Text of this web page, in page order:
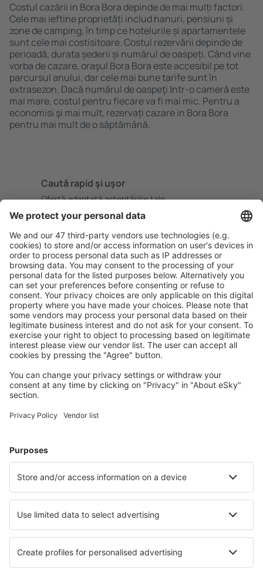
Costul cazării in Bora Bora depinde de mai mulți factori.
Cele mai ieftine proprietăți includ hanuri, pensiuni și
zone de camping, în timp ce hotelurile și apartamentele
sunt cele mai costisitoare. Costul rezervării depinde de
perioadă, durata șederii și numărul de oaspeți. Când vine
vorba de cazare, oraşul Bora Bora este accesibil pe tot
parcursul anului, dar cele mai bune tarife sunt în
extrasezon. Dacă numărul de oaspeţi ȋntr-o cameră este
mai mare, costul pentru fiecare va fi mai mic. Pentru a
economisi şi mai mult, rezervați cazare in Bora Bora
pentru mai mult de o săptămână.
Caută rapid şi uşor
Ofertă adaptată aşteptărilor tale.
Planifică ȋn siguranţă
Rezervare fără griji cu opțiune gratuită de anulare.
Economiseşte mai mult
Prețuri atractive și oferte speciale pentru utilizatorii
conectați.
Cazarea preferată
Alege din peste 1,3 mil. de opţiuni: hoteluri, cabane,
Cele mai căutate cazări de către utilizatorii eSky
Cazare în Moorea-Maiao
Cazare în Bora Bora Cazare în Punaauia
Cazare în Faaa Cazare în Haapiti
Cazare în Vahitahi Cazare în Motu Araara